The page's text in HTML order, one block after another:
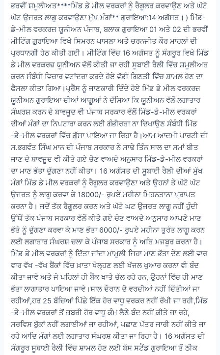
ਭਰਵੀਂ ਸ਼ਮੂਲੀਅਤ****ਮਿੱਡ ਡੇ ਮੀਲ ਵਰਕਰਾਂ ਨੂੰ ਰੈਗੂਲਰ ਕਰਵਾਉਣ ਅਤੇ ਘੱਟੋ
ਘੱਟ ਉਜਰਤ ਲਾਗੂ ਕਰਵਾਉਣਾ ਮੁੱਖ ਮੰਗਾਂ** ਗੁਰਾਇਆ:14 ਅਗੱਸਤ ( ) ਮਿੱਡ-
ਡੇ-ਮੀਲ ਵਰਕਰਜ਼ ਯੂਨੀਅਨ ਪੰਜਾਬ, ਬਲਾਕ ਗੁਰਾਇਆ 01 ਅਤੇ 02 ਦੀ ਭਰਵੀਂ
ਮੀਟਿੰਗ ਗੁਰਾਇਆ ਵਿਖੇ ਸਿਮਰਨ ਪਾਸਲਾ ਅਤੇ ਚਰਨਜੀਤ ਕੌਰ ਮਾਹਲਾਂ ਦੀ
ਪ੍ਰਧਾਨਗੀ ਹੇਠ ਕੀਤੀ ਗਈ। ਮੀਟਿੰਗ ਵਿੱਚ 16 ਅਗੱਸਤ ਨੂੰ ਸੰਗਰੂਰ ਵਿਖੇ ਮਿੱਡ
ਡੇ ਮੀਲ ਵਰਕਰਜ਼ ਯੂਨੀਅਨ ਵੱਲੋਂ ਕੀਤੀ ਜਾ ਰਹੀ ਸੂਬਾਈ ਰੈਲੀ ਵਿੱਚ ਸ਼ਮੂਲੀਅਤ
ਕਰਨ ਸੰਬੰਧੀ ਵਿਚਾਰ ਵਟਾਂਦਰਾ ਕਰਦੇ ਹੋਏ ਵੱਡੀ ਗਿਣਤੀ ਵਿੱਚ ਸ਼ਾਮਲ ਹੋਣ ਦਾ
ਫੈਸਲਾ ਕੀਤਾ ਗਿਆ।ਪ੍ਰੈੱਸ ਨੂੰ ਜਾਣਕਾਰੀ ਦਿੰਦੇ ਹੋਏ ਮਿੱਡ ਡੇ ਮੀਲ ਵਰਕਰਜ਼
ਯੂਨੀਅਨ ਗੁਰਾਇਆ ਦੀਆਂ ਆਗੂਆਂ ਨੇ ਦੱਸਿਆ ਕਿ ਯੂਨੀਅਨ ਵੱਲੋਂ ਲਗਾਤਾਰ
ਸੰਘਰਸ਼ ਕਰਨ ਦੇ ਬਾਵਜੂਦ ਵੀ ਪੰਜਾਬ ਸਰਕਾਰ ਵੱਲੋਂ ਮਿੱਡ-ਡੇ-ਮੀਲ ਵਰਕਰਾਂ
ਦੀਆਂ ਮੰਗਾਂ ਦਾ ਨਿਪਟਾਰਾ ਕਰਨ ਲਈ ਗੰਭੀਰਤਾ ਨਾ ਦਿਖਾਉਣ ਸੰਬੰਧੀ ਮਿੱਡ
-ਡੇ-ਮੀਲ ਵਰਕਰਾਂ ਵਿੱਚ ਗੁੱਸਾ ਪਾਇਆ ਜਾ ਰਿਹਾ ਹੈ।ਆਮ ਆਦਮੀ ਪਾਰਟੀ ਦੀ
ਸ.ਭਗਵੰਤ ਸਿੰਘ ਮਾਨ ਦੀ ਪੰਜਾਬ ਸਰਕਾਰ ਨੇ ਸਾਢੇ ਤਿੰਨ ਸਾਲ ਦਾ ਸਮਾਂ ਬੀਤ
ਜਾਣ ਦੇ ਬਾਵਜੂਦ ਵੀ ਕੀਤੇ ਗਏ ਚੋਣ ਵਾਅਦੇ ਅਨੁਸਾਰ ਮਿੱਡ-ਡੇ-ਮੀਲ ਵਰਕਰਾਂ
ਦਾ ਮਾਣ ਭੱਤਾ ਦੁੱਗਣਾ ਨਹੀਂ ਕੀਤਾ। 16 ਅਗੱਸਤ ਦੀ ਸੂਬਾਈ ਰੈਲੀ ਦੀਆਂ ਮੁੱਖ
ਮੰਗਾਂ ਮਿੱਡ ਡੇ ਮੀਲ ਵਰਕਰਾਂ ਨੂੰ ਰੈਗੂਲਰ ਕਰਵਾਉਣਾ ਅਤੇ ਉਹਨਾਂ ਤੇ ਘੱਟੋ ਘੱਟ
ਉਜਰਤ ਨੂੰ ਲਾਗੂ ਕਰਵਾ ਕੇ 18000/- ਰੁਪਏ ਮਹੀਨਾ ਮਿਹਨਤਾਨਾ ਪ੍ਰਾਪਤ
ਕਰਨਾ ਹੈ। ਜਦੋਂ ਤੱਕ ਰੈਗੂਲਰ ਕਰਨ ਅਤੇ ਘੱਟੋ ਘਟ ਉਜਰਤ ਲਾਗੂ ਨਹੀਂ ਹੁੰਦੀ
ਉੱਥੋਂ ਤੱਕ ਪੰਜਾਬ ਸਰਕਾਰ ਵੱਲੋਂ ਕੀਤੇ ਗਏ ਚੋਣ ਵਾਅਦੇ ਅਨੁਸਾਰ ਆਪਣੇ ਮਾਣ
ਭੱਤੇ ਨੂੰ ਦੁੱਗਣਾ ਕਰਵਾ ਕੇ ਮਾਣ ਭੱਤਾ 6000/- ਰੁਪਏ ਮਹੀਨਾ ਤੁਰੰਤ ਲਾਗੂ ਕਰਨ
ਲਈ ਲਗਾਤਾਰ ਸੰਘਰਸ਼ ਚਲਾ ਕੇ ਪੰਜਾਬ ਸਰਕਾਰ ਨੂੰ ਅਤਿ ਮਜਬੂਰ ਕਰਨਾ ਹੈ।
ਮਿੱਡ ਡੇ ਮੀਲ ਵਰਕਰਾਂ ਨੂੰ ਦਿੱਤਾ ਜਾਂਦਾ ਮਾਮੂਲੀ ਜਿਹਾ ਮਾਣ ਭੱਤਾ ਦੇਣ ਲਈ ਵਾਰ
ਵਾਰ ਵੱਖ -ਵੱਖ ਬੈਂਕਾਂ ਵਿੱਚ ਖ਼ਾਤਾ ਖੋਲ੍ਹਣ ਲਈ ਖੱਜਲ ਖੁਆਰ ਕਰਨਾ ਵੀ ਬੰਦ
ਕੀਤਾ ਜਾਵੇ ਅਤੇ ਜੋ ਪਹਿਲਾਂ ਹੀ ਬੈਂਕ ਖਾਤੇ ਚੱਲ ਰਹੇ ਹਨ, ਉਹਨਾਂ ਵਿੱਚ ਹੀ ਮਾਣ
ਭੱਤਾ ਲਾਗਾਤਾਰ ਪਾਇਆ ਜਾਵੇ।ਸਾਲ ਦੌਰਾਨ ਦੋ ਵਰਦੀਆਂ ਨਹੀਂ ਦਿੱਤੀਆਂ ਜਾ
ਰਹੀਆਂ,ਹਰ 25 ਬੱਚਿਆਂ ਪਿੱਛੇ ਇੱਕ ਹੋਰ ਵਾਧੂ ਵਰਕਰ ਨਹੀਂ ਰੱਖੀ ਜਾ ਰਹੀ,ਮਿੱਡ
-ਡੇ-ਮੀਲ ਵਰਕਰਾਂ ਤੋਂ ਜ਼ਬਰੀ ਹੋਰ ਵਾਧੂ ਕੰਮ ਲੈਣੇ ਬੰਦ ਨਹੀਂ ਕੀਤੇ ਜਾ ਰਹੇ,
ਸਰਵਿਸ ਬੁੱਕਾਂ ਨਹੀਂ ਲਗਾਈਆਂ ਜਾ ਰਹੀਆਂ, ਪਛਾਣ ਪੱਤਰ ਜਾਰੀ ਨਹੀਂ ਕੀਤੇ ਜਾ
ਰਹੇ ਆਦਿ ਮੰਗਾਂ ਲਈ ਲਗਾਤਾਰ ਸੰਘਰਸ਼ ਕੀਤਾ ਜਾ ਰਿਹਾ ਹੈ। 16 ਅਗੱਸਤ ਦੀ
ਸੰਗਰੂਰ ਸੂਬਾਈ ਰੈਲੀ ਵਿੱਚ ਸ਼ਾਮਲ ਹੋਣ ਲਈ ਬੱਸ ਸਟੈਂਡ ਗੁਰਾਇਆ ਤੋਂ ਠੀਕ